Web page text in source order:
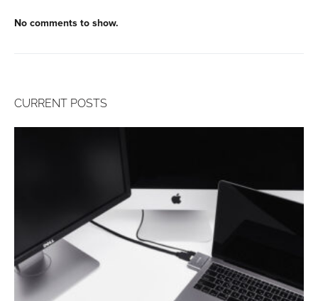
No comments to show.
CURRENT POSTS